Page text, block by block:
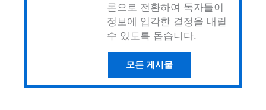
론으로 전환하여 독자들이
정보에 입각한 결정을 내릴
수 있도록 돕습니다.
모든 게시물